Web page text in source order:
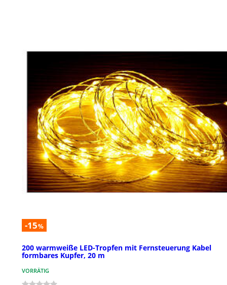
-15%
200 warmweiße LED-Tropfen mit Fernsteuerung Kabel
formbares Kupfer, 20 m
VORRÄTIG